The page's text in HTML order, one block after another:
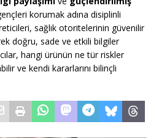
korumak adına disiplinli
sağlık otoritelerinin güvenilir
doğru, sade ve etkili bilgiler
hangi ürünün ne tür riskler
ve kendi kararlarını bilinçli